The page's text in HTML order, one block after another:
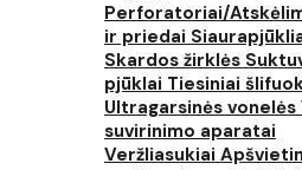
Perforatoriai/
ir priedai
Skardos žirklės
pjūklai Tiesiniai
Ultragarsinės vonelės
suvirinimo aparatai
Veržliasukiai